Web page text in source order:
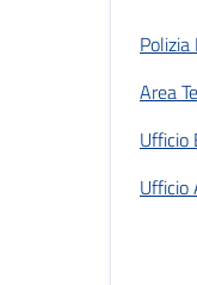
Polizia
Area
Ufficio
Ufficio